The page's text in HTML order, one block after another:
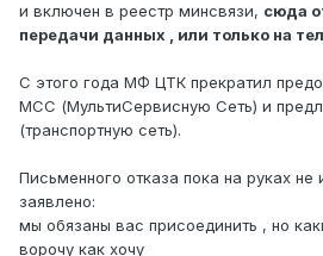
и включен в реестр минсвязи, сюда
передачи данных , или только на
С этого года МФ ЦТК прекратил
МСС (МультиСервисную Сеть) и
(транспортную сеть).
Письменного отказа пока на руках
заявлено:
мы обязаны вас присоединить , но
ворочу как хочу